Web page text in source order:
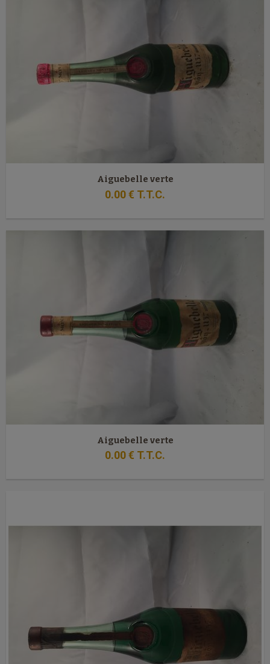
Aiguebelle verte
0.00€ T.T.C.
Aiguebelle verte
0.00€ T.T.C.